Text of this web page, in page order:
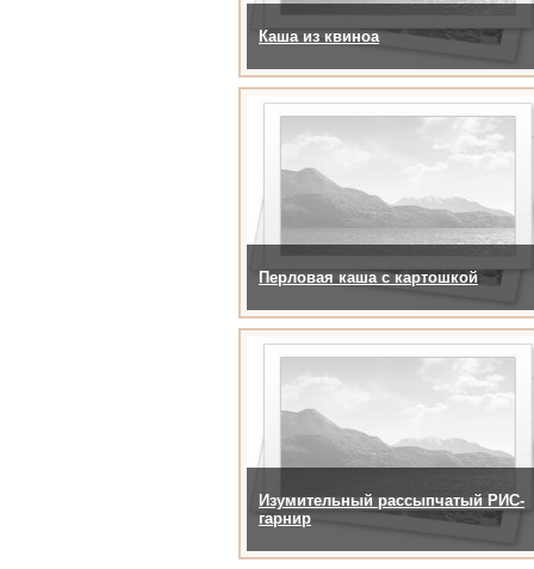
Каша из квиноа
Перловая каша с картошкой
Изумительный рассыпчатый РИС-
гарнир